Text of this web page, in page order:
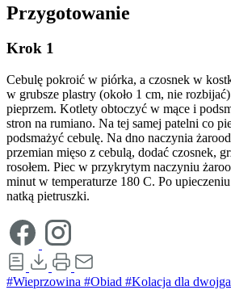
Przygotowanie
Krok 1
Cebulę pokroić w piórka, a czosnek w
w grubsze plastry (około 1 cm, nie
pieprzem. Kotlety obtoczyć w mące i
stron na rumiano. Na tej samej patelni co
podsmażyć cebulę. Na dno naczynia
przemian mięso z cebulą, dodać czosnek,
rosołem. Piec w przykrytym naczyniu
minut w temperaturze 180 C. Po
natką pietruszki.
#Wieprzowina #Obiad #Kolacja dla dwojga